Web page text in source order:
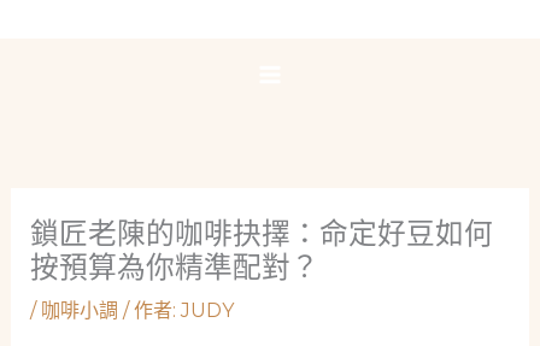
鎖匠老陳的咖啡抉擇：命定好豆如何
按預算為你精準配對？
/ 咖啡小調 / 作者:JUDY